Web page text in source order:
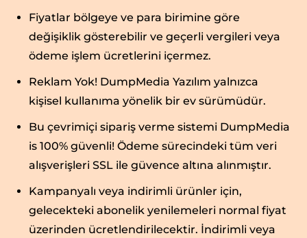
Fiyatlar bölgeye ve para birimine göre
değişiklik gösterebilir ve geçerli vergileri veya
ödeme işlem ücretlerini içermez.
Reklam Yok! DumpMedia Yazılım yalnızca
kişisel kullanıma yönelik bir ev sürümüdür.
Bu çevrimiçi sipariş verme sistemi DumpMedia
is 100% güvenli! Ödeme sürecindeki tüm veri
alışverişleri SSL ile güvence altına alınmıştır.
Kampanyalı veya indirimli ürünler için,
gelecekteki abonelik yenilemeleri normal fiyat
üzerinden ücretlendirilecektir. İndirimli veya